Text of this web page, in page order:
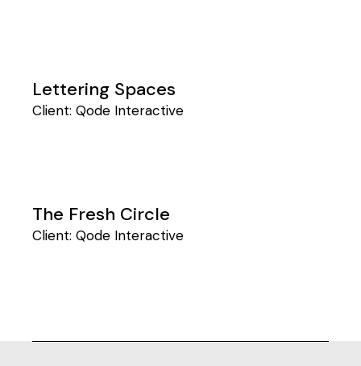
Lettering Spaces
Client:Qode Interactive
The Fresh Circle
Client:Qode Interactive